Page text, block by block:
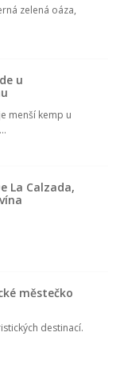
zelená oáza,
u
menší kemp u
La Calzada,
městečko
destinací.